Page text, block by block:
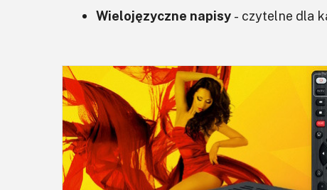
Wielojęzyczne napisy - czytelne dla